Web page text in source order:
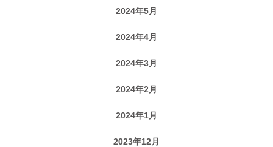
2024年5月
2024年4月
2024年3月
2024年2月
2024年1月
2023年12月